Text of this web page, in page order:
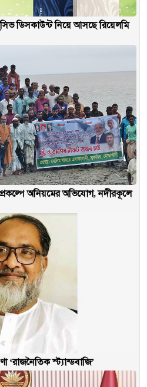
ডিসকাউন্ট নিয়ে আসছে রিয়েলমি
অনিয়মের অভিযোগ, নদীরকূলে
‘রাজনৈতিক স্ট্যান্ডবাজি’